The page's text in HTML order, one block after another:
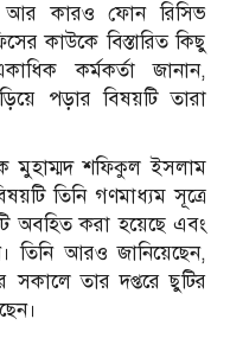
আর কারও ফোন রিসিভ
কাউকে বিস্তারিত কিছু
কর্মকর্তা জানান,
পড়ার বিষয়টি তারা
মুহাম্মদ শফিকুল ইসলাম
তিনি গণমাধ্যম সূত্রে
অবহিত করা হয়েছে এবং
তিনি আরও জানিয়েছেন,
তার দপ্তরে ছুটির